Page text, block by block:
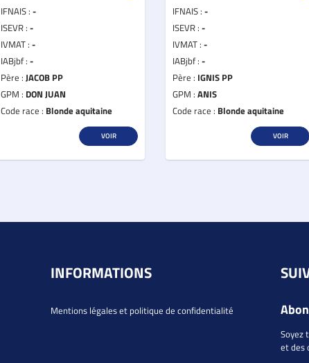
IFNAIS : -
ISEVR : -
IVMAT : -
IABjbf : -
Père : JACOB PP
GPM : DON JUAN
Code race : Blonde aquitaine
VOIR
IFNAIS : -
ISEVR : -
IVMAT : -
IABjbf : -
Père : IGNIS PP
GPM : ANIS
Code race : Blonde aquitaine
VOIR
INFORMATIONS
Mentions légales et politique de confidentialité
Soyez
et des